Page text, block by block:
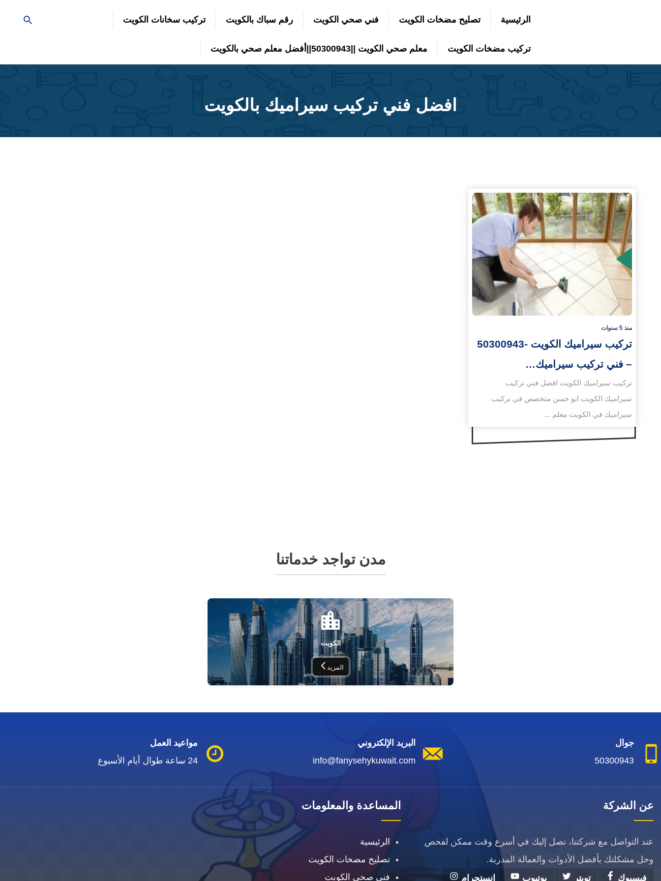
الرئيسية تصليح مضخات الكويت فني صحي الكويت رقم سباك بالكويت تركيب سخانات الكويت
تركيب مضخات الكويت معلم صحي الكويت ||50300943||أفضل معلم صحي بالكويت
افضل فني تركيب سيراميك بالكويت
منذ 5 سنوات
تركيب سيراميك الكويت -50300943
– فني تركيب سيراميك…
تركيب سيراميك الكويت افضل فني تركيب
سيراميك الكويت ابو حسن متخصص في تركيب
سيراميك في الكويت معلم ...
مدن تواجد خدماتنا
الكويت
المزيد
جوال
50300943
البريد الإلكتروني
info@fanysehykuwait.com
مواعيد العمل
24 ساعة طوال أيام الأسبوع
عن الشركة
عند التواصل مع شركتنا، نصل إليك في أسرع وقت ممكن لفحص
وحل مشكلتك بأفضل الأدوات والعمالة المدربة.
فيسبوك
تويتر يوتيوب انستجرام
المساعدة والمعلومات
الرئيسية
تصليح مضخات الكويت
فني صحي الكويت